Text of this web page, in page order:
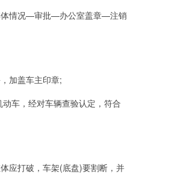
情况—审批—办公室盖章—注销
加盖车主印章;
车，经对车辆查验认定，符合
应打破，车架(底盘)要割断，并